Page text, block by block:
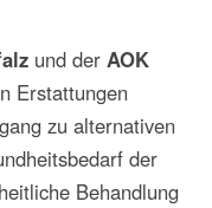
und der AOK
Erstattungen
zu alternativen
der
Behandlung